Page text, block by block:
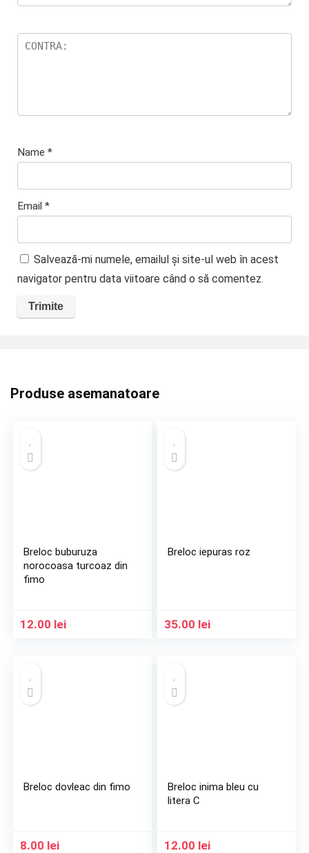
Name *
Email *
Salvează-mi numele, emailul și site-ul web în acest
navigator pentru data viitoare când o să comentez.
Produse asemanatoare
Breloc buburuza
norocoasa turcoaz din
fimo
12.00 lei
Breloc iepuras roz
35.00 lei
Breloc dovleac din fimo
8.00 lei
Breloc inima bleu cu
litera C
12.00 lei